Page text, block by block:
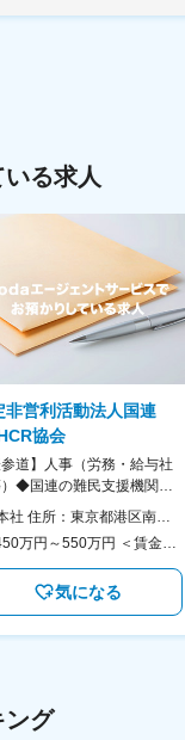
る求人
非営利活動法人国連
協会
参道】人事（労務・給与社
◆国連の難民支援機関の
支える日本公式支援窓口
員登用前提
本社 住所：東京都港区南青山6-10-11 ウェスレーセンター3F 勤務地最寄駅：地下鉄各線／表参道駅 受動喫煙対策：屋内全面禁煙 変更の範囲：会社の定める事業所（リモートワーク含む）
450万円～550万円 ＜賃金形態＞ 月給制 ＜賃金内訳＞ 月額（基本給）：340,000円～420,000円 ＜月給＞ 340,000円～420,000円 ＜昇給有無＞ 有 ＜残業手当＞ 有 ＜給与補足＞ ※能力・経験によって決定します。 ■賞与あり（業績評価に応じて支給） 賃金はあくまでも目安の金額であり、選考を通じて上下する可能性があります。 月給(月額)は固定手当を含めた表記です。
気になる
ング